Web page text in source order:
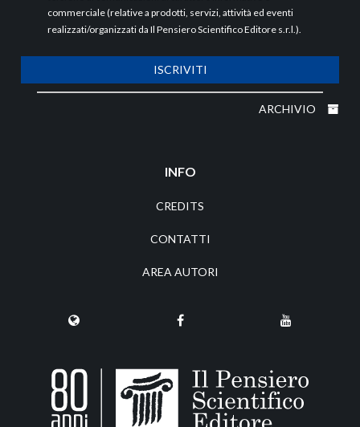
commerciale (relative a prodotti, servizi, attività ed eventi
realizzati/organizzati da Il Pensiero Scientifico Editore s.r.l.).
ISCRIVITI
ARCHIVIO
INFO
CREDITS
CONTATTI
AREA AUTORI